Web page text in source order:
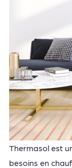
Thermasol est
besoins en